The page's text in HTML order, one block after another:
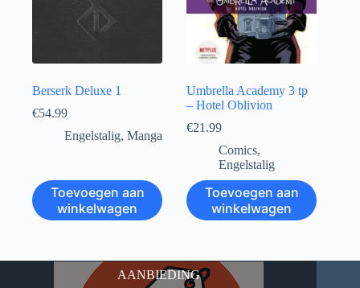
Berserk Deluxe 1
€54.99
Engelstalig, Manga
Toevoegen aan
winkelwagen
Umbrella Academy 3 tp
– Hotel Oblivion
€21.99
Comics,
Engelstalig
Toevoegen aan
winkelwagen
AANBIEDING